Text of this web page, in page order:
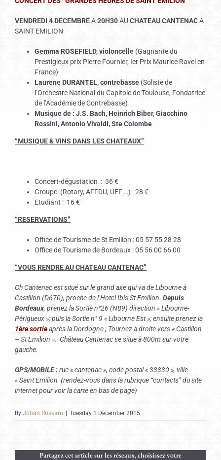
VENDREDI 4 DECEMBREA20H30AUCHATEAU CANTENACA
SAINT EMILION
Gemma ROSEFIELD, violoncelle (Gagnante du
Prestigieux prix Pierre Fournier, Ier Prix Maurice Ravel en
France)
Laurene DURANTEL, contrebasse (Soliste de
l’Orchestre National du Capitole de Toulouse, Fondatrice
de l’Académie de Contrebasse)
Musique de : J.S. Bach, Heinrich Biber, Giacchino
Rossini, Antonio Vivaldi, Ste Colombe
“MUSIQUE & VINS DANS LES CHATEAUX”
Concert-dégustation : 36 €
Groupe (Rotary, AFFDU, UEF …) : 28 €
Etudiant : 16 €
“RESERVATIONS”
Office de Tourisme de St Emilion : 05 57 55 28 28
Office de Tourisme de Bordeaux : 05 56 00 66 00
“VOUS RENDRE AU CHATEAU CANTENAC”
Ch Cantenac est situé sur le grand axe qui va de Libourne à
Castillon (D670), proche de l’Hotel Ibis St Emilion. Depuis
Bordeaux, prenez la Sortie n°26 (N89) direction « Libourne-
Périgueux »; puis la Sortie n° 9 « Libourne Est »; ensuite prenez la
1ère sortieaprès la Dordogne ; Tournez à droite vers « Castillon
– St Emilion ». Château Cantenac se situe à 800m sur votre
gauche.
GPS/MOBILE :rue « cantenac », code postal « 33330 », ville
« Saint Emilion (rendez-vous dans la rubrique “contacts” du site
internet pour voir la carte en bas de page)
By Johan Roskam Tuesday 1 December 2015
Partagez cet article sur les réseaux, choisissez votre